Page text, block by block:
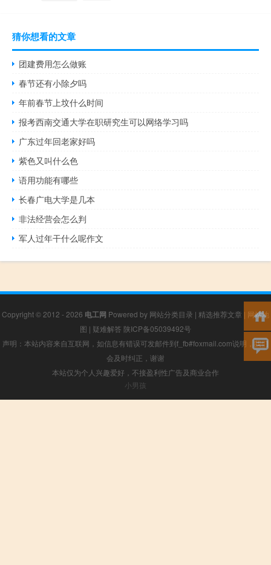
猜你想看的文章
团建费用怎么做账
春节还有小除夕吗
年前春节上坟什么时间
报考西南交通大学在职研究生可以网络学习吗
广东过年回老家好吗
紫色又叫什么色
语用功能有哪些
长春广电大学是几本
非法经营会怎么判
军人过年干什么呢作文
Copyright © 2012 - 2026 电工网 Powered by 网站分类目录 | 精选推荐文章 | 网站地
图 | 疑难解答 陕ICP备05039492号
声明：本站内容来自互联网，如信息有错误可发邮件到f_fb#foxmail.com说明，我们
会及时纠正，谢谢
本站仅为个人兴趣爱好，不接盈利性广告及商业合作
小男孩